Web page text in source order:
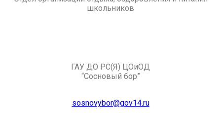
школьников
ГАУ ДО РС(Я) ЦОиОД
“Сосновый бор”
sosnovybor@gov14.ru